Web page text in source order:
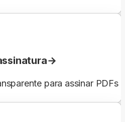
para assinar PDFs